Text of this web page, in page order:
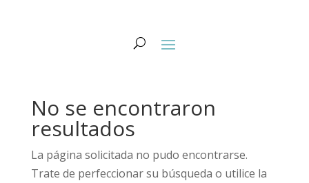
No se encontraron
resultados
La página solicitada no pudo encontrarse.
Trate de perfeccionar su búsqueda o utilice la